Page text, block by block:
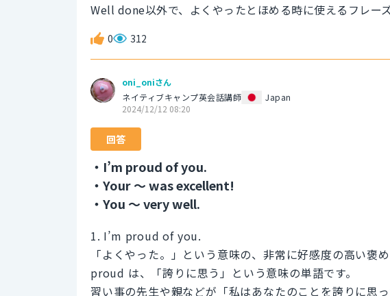
Well done以外で、よくやったとほめる時に使えるフレーズ
0 312
oni_oniさん
ネイティブキャンプ英会話講師
Japan
2024/12/12 08:20
回答
・I’m proud of you.
・Your 〜 was excellent!
・You 〜 very well.
1. I’m proud of you.
「よくやった。」という意味の、非常に好感度の高い褒め
proud は、「誇りに思う」という意味の単語です。
習い事の先生や親などが「私はあなたのことを誇りに思